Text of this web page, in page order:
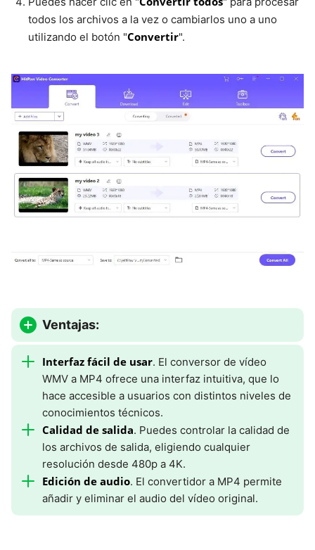
todos los archivos a la vez o cambiarlos uno a uno
utilizando el botón "Convertir".
Ventajas:
Interfaz fácil de usar. El conversor de vídeo
WMV a MP4 ofrece una interfaz intuitiva, que lo
hace accesible a usuarios con distintos niveles de
conocimientos técnicos.
Calidad de salida. Puedes controlar la calidad de
los archivos de salida, eligiendo cualquier
resolución desde 480p a 4K.
Edición de audio. El convertidor a MP4 permite
añadir y eliminar el audio del vídeo original.